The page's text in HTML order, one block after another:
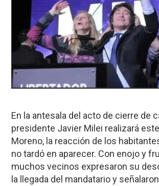
En la antesala del acto de cierre de
presidente Javier Milei realizará
Moreno, la reacción de los
no tardó en aparecer. Con enojo y
muchos vecinos expresaron su
la llegada del mandatario y